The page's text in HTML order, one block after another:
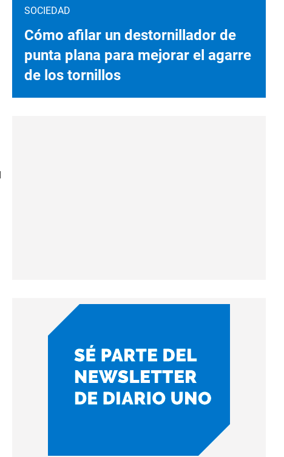
SOCIEDAD
Cómo afilar un destornillador de
punta plana para mejorar el agarre
de los tornillos